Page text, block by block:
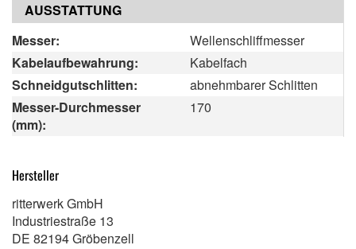
AUSSTATTUNG
Messer:
Wellenschliffmesser
Kabelaufbewahrung:
Kabelfach
Schneidgutschlitten:
abnehmbarer Schlitten
Messer-Durchmesser
(mm):
170
Hersteller
ritterwerk GmbH
Industriestraße 13
DE 82194 Gröbenzell